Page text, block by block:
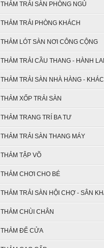
THẢM TRẢI SÀN PHÒNG NGỦ
THẢM TRẢI PHÒNG KHÁCH
THẢM LÓT SÀN NƠI CÔNG CỘNG
THẢM TRẢI CẦU THANG - HÀNH
THẢM TRẢI SÀN NHÀ HÀNG -
THẢM XỐP TRẢI SÀN
THẢM TRANG TRÍ BA TƯ
THẢM TRẢI SÀN THANG MÁY
THẢM TẬP VÕ
THẢM CHƠI CHO BÉ
THẢM TRẢI SÀN HỘI CHỢ - SÂN
THẢM CHÙI CHÂN
THẢM ĐỂ CỬA